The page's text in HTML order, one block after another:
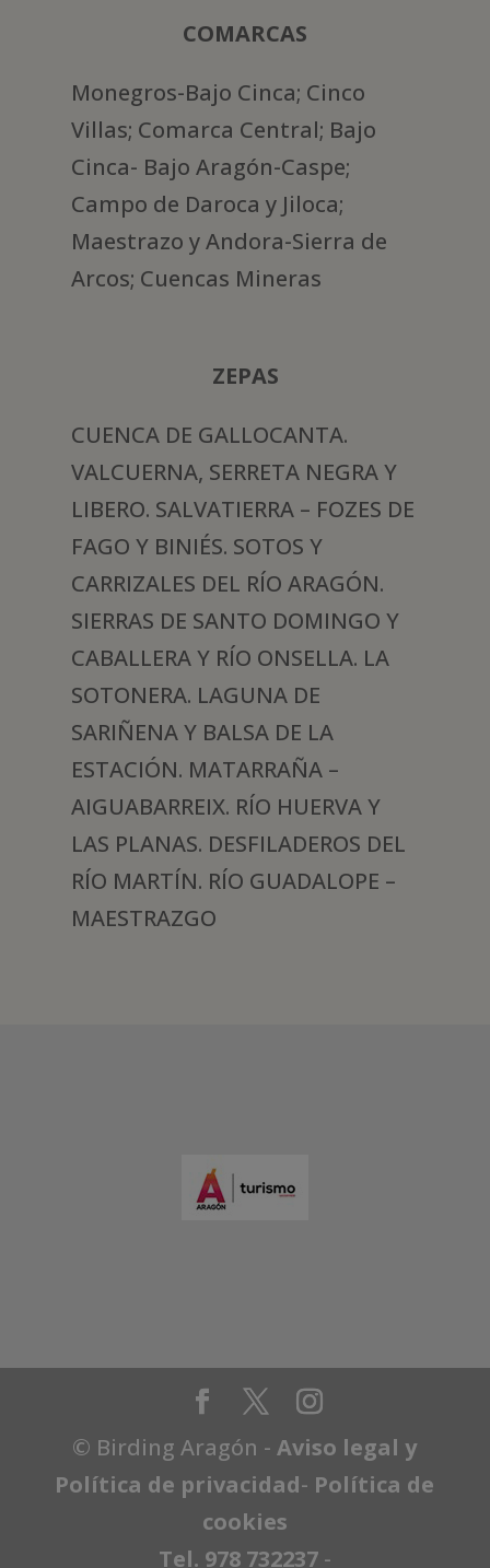
COMARCAS
Monegros-Bajo Cinca; Cinco
Villas; Comarca Central; Bajo
Cinca- Bajo Aragón-Caspe;
Campo de Daroca y Jiloca;
Maestrazo y Andora-Sierra de
Arcos; Cuencas Mineras
ZEPAS
CUENCA DE GALLOCANTA.
VALCUERNA, SERRETA NEGRA Y
LIBERO. SALVATIERRA – FOZES DE
FAGO Y BINIÉS. SOTOS Y
CARRIZALES DEL RÍO ARAGÓN.
SIERRAS DE SANTO DOMINGO Y
CABALLERA Y RÍO ONSELLA. LA
SOTONERA. LAGUNA DE
SARIÑENA Y BALSA DE LA
ESTACIÓN. MATARRAÑA –
AIGUABARREIX. RÍO HUERVA Y
LAS PLANAS. DESFILADEROS DEL
RÍO MARTÍN. RÍO GUADALOPE –
MAESTRAZGO
© Birding Aragón -Aviso legal y
Política de privacidad- Política de
cookies
Tel. 978 732237 -